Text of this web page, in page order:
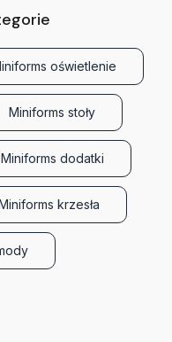
oświetlenie
Miniforms stoły
Miniforms dodatki
krzesła